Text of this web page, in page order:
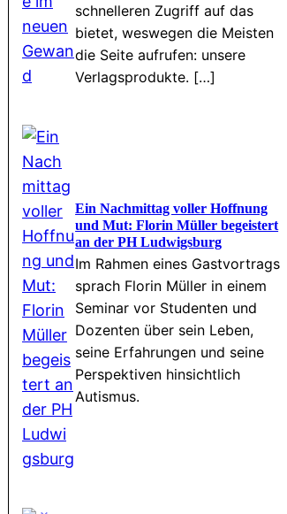
schnelleren Zugriff auf das
bietet, weswegen die Meisten
die Seite aufrufen: unsere
Verlagsprodukte. […]
Ein Nachmittag voller Hoffnung
und Mut: Florin Müller begeistert
an der PH Ludwigsburg
Im Rahmen eines Gastvortrags
sprach Florin Müller in einem
Seminar vor Studenten und
Dozenten über sein Leben,
seine Erfahrungen und seine
Perspektiven hinsichtlich
Autismus.